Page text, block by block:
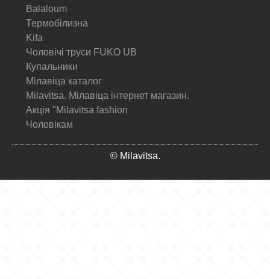
Balaloum
Термобілизна
Kifa
Чоловічі труси FUKO UB
Купальники
Мілавіца каталог
Milavitsa. Мілавіца інтернет магазин.
Акція "Milavitsa fashion
Чоловікам
© Milavitsa.